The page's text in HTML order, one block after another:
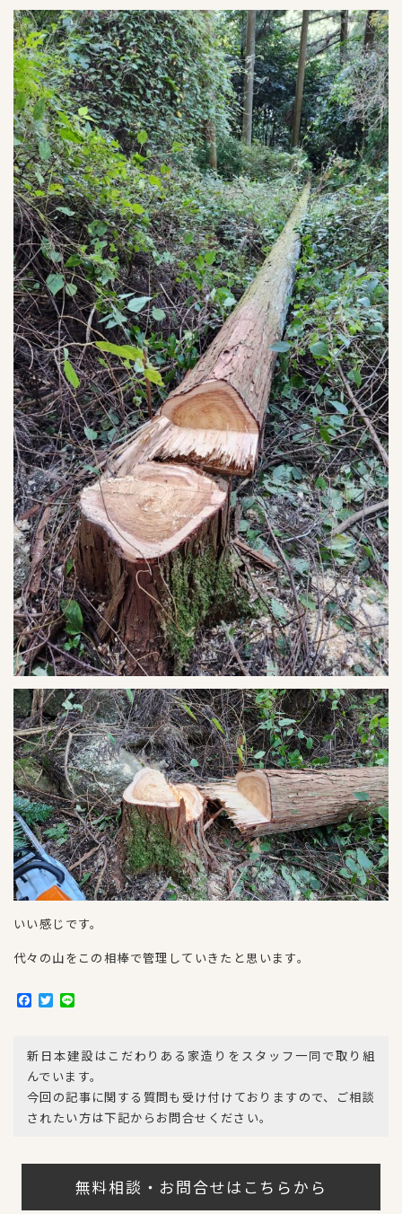
いい感じです。
代々の山をこの相棒で管理していきたと思います。
F
a
b
o
o
k
T
w
t
e
r
新日本建設はこだわりある家造りをスタッフ一同で取り組
んでいます。
今回の記事に関する質問も受け付けておりますので、ご相談
されたい方は下記からお問合せください。
無料相談・お問合せはこちらから